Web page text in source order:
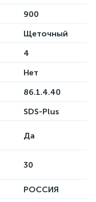
900
Щеточный
4
Нет
86.1.4.40
SDS-Plus
Да
30
РОССИЯ